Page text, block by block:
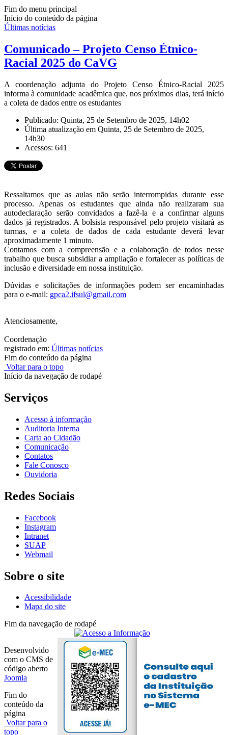
Fim do menu principal
Início do conteúdo da página
Últimas notícias
Comunicado – Projeto Censo Étnico-
Racial 2025 do CaVG
A coordenação adjunta do Projeto Censo Étnico-Racial 2025
informa à comunidade acadêmica que, nos próximos dias, terá início
a coleta de dados entre os estudantes
Publicado: Quinta, 25 de Setembro de 2025, 14h02
Última atualização em Quinta, 25 de Setembro de 2025,
14h30
Acessos: 641
Ressaltamos que as aulas não serão interrompidas durante esse
processo. Apenas os estudantes que ainda não realizaram sua
autodeclaração serão convidados a fazê-la e a confirmar alguns
dados já registrados. A bolsista responsável pelo projeto visitará as
turmas, e a coleta de dados de cada estudante deverá levar
aproximadamente 1 minuto.
Contamos com a compreensão e a colaboração de todos nesse
trabalho que busca subsidiar a ampliação e fortalecer as políticas de
inclusão e diversidade em nossa instituição.
Dúvidas e solicitações de informações podem ser encaminhadas
para o e-mail: gpca2.ifsul@gmail.com
Atenciosamente,
Coordenação
registrado em: Últimas notícias
Fim do conteúdo da página
Voltar para o topo
Início da navegação de rodapé
Serviços
Acesso à informação
Auditoria Interna
Carta ao Cidadão
Comunicação
Contatos
Fale Conosco
Ouvidoria
Redes Sociais
Facebook
Instagram
Intranet
SUAP
Webmail
Sobre o site
Acessibilidade
Mapa do site
Fim da navegação de rodapé
Desenvolvido
com o CMS de
código aberto
Joomla
Fim do
conteúdo da
página
Voltar para o
topo